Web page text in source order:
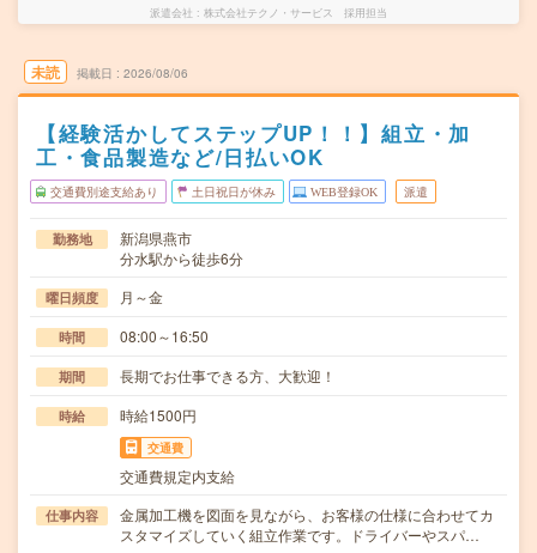
派遣会社 株式会社テクノ・サービス 採用担当
未読 掲載日 2026/08/06
【経験活かしてステップUP！！】組立・加
工・食品製造など/日払いOK
交通費別途支給あり 土日祝日が休み WEB登録OK 派遣
勤務地
新潟県燕市
分水駅から徒歩6分
曜日頻度 月～金
時間 08:00～16:50
期間 長期でお仕事できる方、大歓迎！
時給 時給1500円
交通費
交通費規定内支給
仕事内容
金属加工機を図面を見ながら、お客様の仕様に合わせてカ
スタマイズしていく組立作業です。ドライバーやスパ…